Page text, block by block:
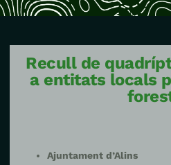
Recull de
a entitats locals
Ajuntament d’Alins